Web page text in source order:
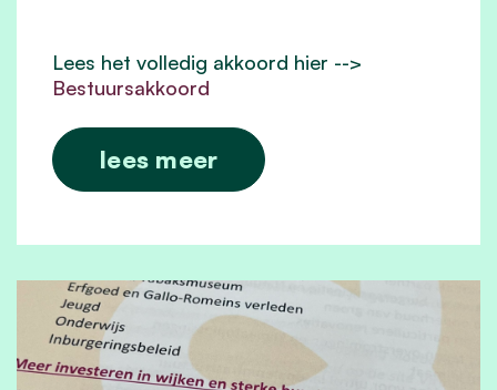
Lees het volledig akkoord hier -->
Bestuursakkoord
lees meer